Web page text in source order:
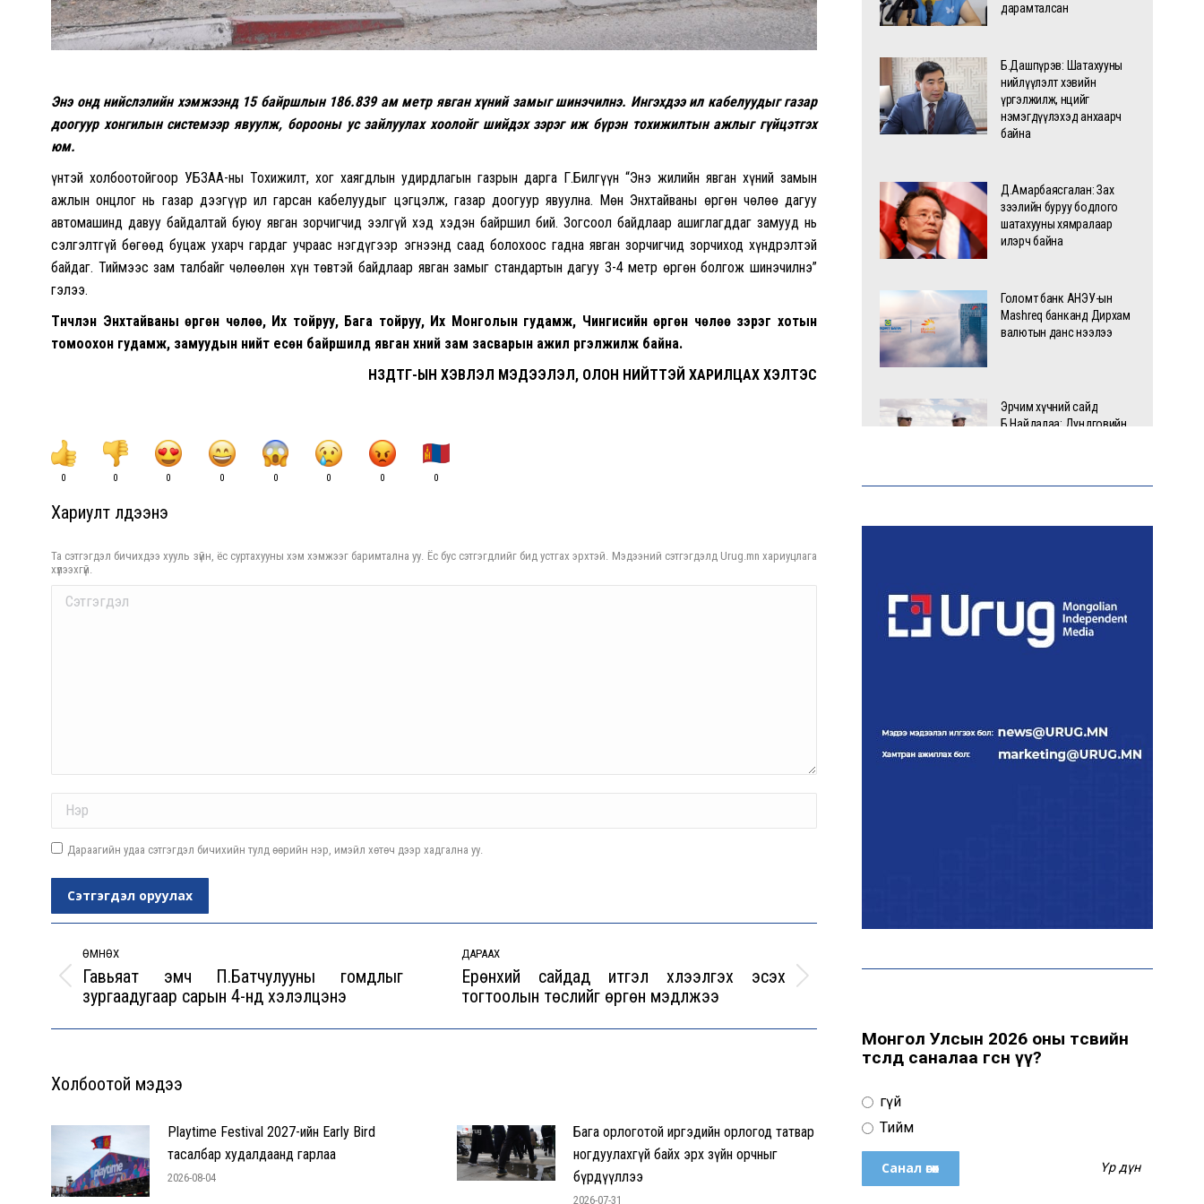
Энэ онд нийслэлийн хэмжээнд 15 байршлын 186.839 ам метр явган хүний замыг шинэчилнэ. Ингэхдээ ил кабелуудыг газар
доогуур хонгилын системээр явуулж, борооны ус зайлуулах хоолойг шийдэх зэрэг иж бүрэн тохижилтын ажлыг гүйцэтгэх
юм.
Үүнтэй холбоотойгоор УБЗАА-ны Тохижилт, хог хаягдлын удирдлагын газрын дарга Г.Билгүүн “Энэ жилийн явган хүний замын
ажлын онцлог нь газар дээгүүр ил гарсан кабелуудыг цэгцэлж, газар доогуур явуулна. Мөн Энхтайваны өргөн чөлөө дагуу
автомашинд давуу байдалтай буюу явган зорчигчид ээлгүй хэд хэдэн байршил бий. Зогсоол байдлаар ашиглагддаг замууд нь
сэлгэлтгүй бөгөөд буцаж ухарч гардаг учраас нэгдүгээр эгнээнд саад болохоос гадна явган зорчигчид зорчиход хүндрэлтэй
байдаг. Тиймээс зам талбайг чөлөөлөн хүн төвтэй байдлаар явган замыг стандартын дагуу 3-4 метр өргөн болгож шинэчилнэ”
гэлээ.
Түүнчлэн Энхтайваны өргөн чөлөө, Их тойруу, Бага тойруу, Их Монголын гудамж, Чингисийн өргөн чөлөө зэрэг хотын
томоохон гудамж, замуудын нийт есөн байршилд явган хүний зам засварын ажил үргэлжилж байна.
НЗДТГ-ЫН ХЭВЛЭЛ МЭДЭЭЛЭЛ, ОЛОН НИЙТТЭЙ ХАРИЛЦАХ ХЭЛТЭС
0 0 0 0 0 0 0 0
Хариулт үлдээнэ үү
Та сэтгэгдэл бичихдээ хууль зүйн, ёс суртахууны хэм хэмжээг баримтална уу. Ёс бус сэтгэгдлийг бид устгах эрхтэй. Мэдээний сэтгэгдэлд Urug.mn хариуцлага
хүлээхгүй.
Comment
Дараагийн удаа сэтгэгдэл бичихийн тулд өөрийн нэр, имэйл хөтөч дээр хадгална уу.
Сэтгэгдэл оруулах
navigation
ӨМНӨХ
Previous
post:
Гавьяат эмч П.Батчулууны гомдлыг
зургаадугаар сарын 4-нд хэлэлцэнэ
ДАРААХ
Next
Ерөнхий сайдад итгэл хүлээлгэх эсэх
тогтоолын төслийг өргөн мэдүүлжээ
Холбоотой мэдээ
Playtime Festival 2027-ийн Early Bird
тасалбар худалдаанд гарлаа
2026-08-04
Бага орлоготой иргэдийн орлогод татвар
ногдуулахгүй байх эрх зүйн орчныг
бүрдүүллээ
2026-07-31
дарамталсан
Б.Дашпүрэв: Шатахууны
нийлүүлэлт хэвийн
үргэлжилж, нөөцийг
нэмэгдүүлэхэд анхаарч
байна
Д.Амарбаясгалан: Зах
зээлийн буруу бодлого
шатахууны хямралаар
илэрч байна
Голомт банк АНЭУ-ын
Mashreq банканд Дирхам
валютын данс нээлээ
Эрчим хүчний сайд
Б.Найдалаа: Дундговийн
Давхардсан
Өчигдөр 102 тусгай дугаарт
Монголын шигшээ баг
Японд хамтарсан
Н.Номтойбаяр:
Монгол Улсын 2026 оны төсвийн
төсөлд саналаа өгсөн үү?
Үгүй
Тийм
Үр дүн